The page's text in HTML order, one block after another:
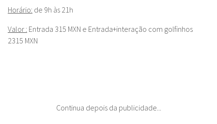
Horário: de 9h às 21h
Valor : Entrada 315 MXN e Entrada+interação com golfinhos
2315 MXN
Continua depois da publicidade...